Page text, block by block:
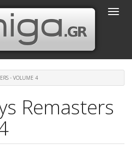
Toggle
- VOLUME 4
Remasters